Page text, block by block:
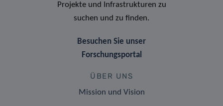
Projekte und Infrastrukturen zu
suchen und zu finden.
Besuchen Sie unser
Forschungsportal
ÜBER UNS
Mission und Vision